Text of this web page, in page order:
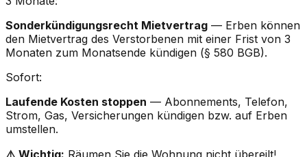
Sonderkündigungsrecht Mietvertrag — Erben können
den Mietvertrag des Verstorbenen mit einer Frist von 3
Monaten zum Monatsende kündigen (§ 580 BGB).
Sofort:
Laufende Kosten stoppen — Abonnements, Telefon,
Strom, Gas, Versicherungen kündigen bzw. auf Erben
umstellen.
⚠️ Wichtig: Räumen Sie die Wohnung nicht übereilt!